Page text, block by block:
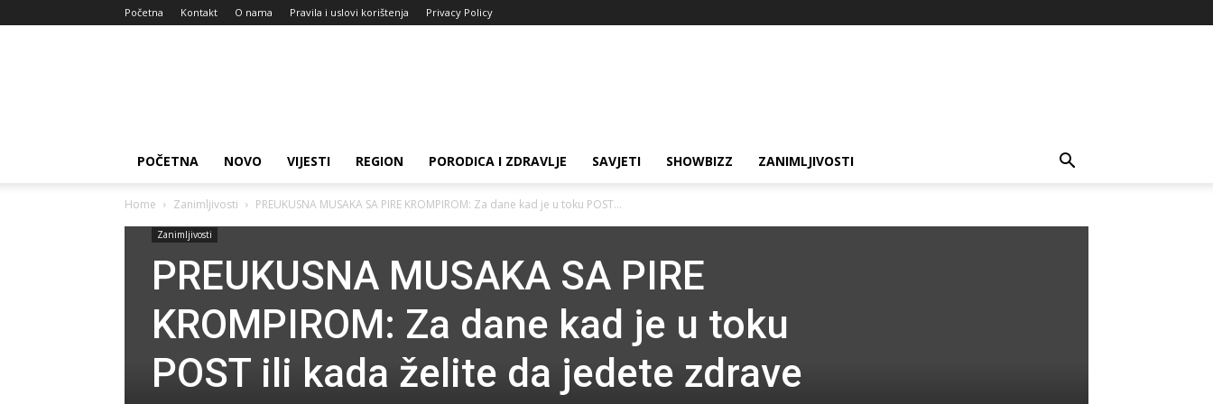
Početna Kontakt O nama Pravila i uslovi korištenja Privacy Policy
POČETNA NOVO VIJESTI REGION PORODICA I ZDRAVLJE SAVJETI SHOWBIZZ ZANIMLJIVOSTI
Home Zanimljivosti PREUKUSNA MUSAKA SA PIRE KROMPIROM: Za dane kad je u toku POST...
Zanimljivosti
PREUKUSNA MUSAKA SA PIRE
KROMPIROM: Za dane kad je u toku
POST ili kada želite da jedete zdrave